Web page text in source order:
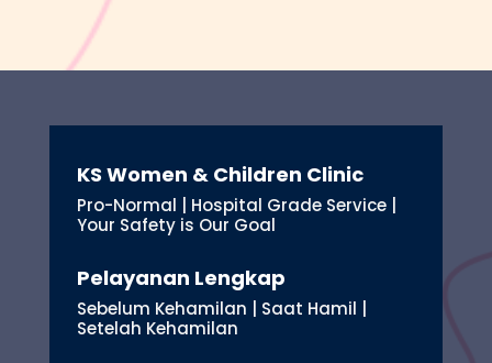
KS Women & Children Clinic
Pro-Normal | Hospital Grade Service |
Your Safety is Our Goal
Pelayanan Lengkap
Sebelum Kehamilan | Saat Hamil |
Setelah Kehamilan